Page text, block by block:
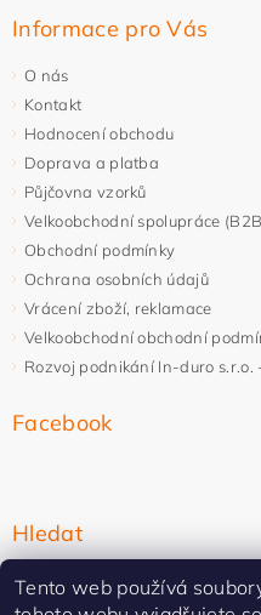
Informace pro Vás
O nás
Kontakt
Hodnocení obchodu
Doprava a platba
Půjčovna vzorků
Velkoobchodní spolupráce
Obchodní podmínky
Ochrana osobních údajů
Vrácení zboží, reklamace
Velkoobchodní obchodní
Rozvoj podnikání In-duro
Facebook
Hledat
Tento web používá